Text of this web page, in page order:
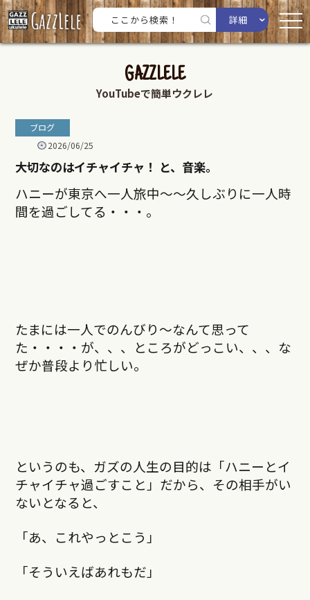
詳細
GAZZLELE
YouTubeで簡単ウクレレ
ブログ
2026/06/25
大切なのはイチャイチャ！ と、音楽。
ハニーが東京へ一人旅中〜〜久しぶりに一人時
間を過ごしてる・・・。
たまには一人でのんびり～なんて思って
た・・・・が、、、ところがどっこい、、、な
ぜか普段より忙しい。
というのも、ガズの人生の目的は「ハニーとイ
チャイチャ過ごすこと」だから、その相手がい
ないとなると、
「あ、これやっとこう」
「そういえばあれもだ」